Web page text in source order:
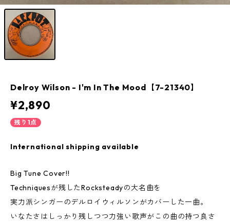
Delroy Wilson - I'm In The Mood【7-21340】
¥2,890
残り1点
International shipping available
Big Tune Cover!!
Techniquesが残したRocksteadyの大名曲を
実力派シンガーのデルロイウィルソンがカバーした一曲。
いなたさはしっかり残しつつ力強い歌声がこの曲の持つ良さ